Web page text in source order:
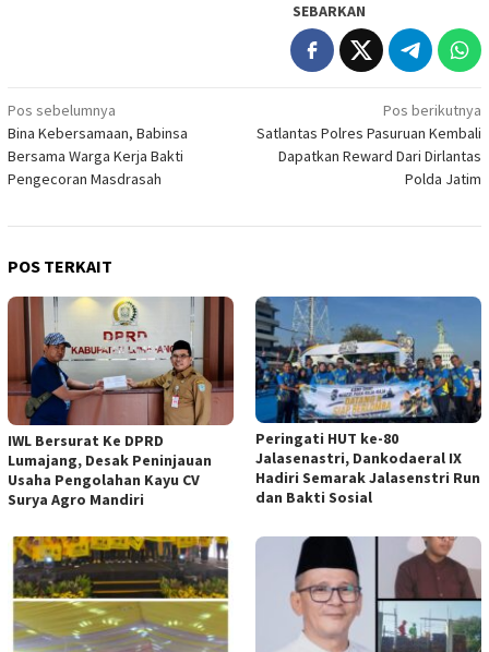
SEBARKAN
Navigasi
pos
Pos sebelumnya
Bina Kebersamaan, Babinsa
Bersama Warga Kerja Bakti
Pengecoran Masdrasah
Pos berikutnya
Satlantas Polres Pasuruan Kembali
Dapatkan Reward Dari Dirlantas
Polda Jatim
POS TERKAIT
IWL Bersurat Ke DPRD
Lumajang, Desak Peninjauan
Usaha Pengolahan Kayu CV
Surya Agro Mandiri
Peringati HUT ke-80
Jalasenastri, Dankodaeral IX
Hadiri Semarak Jalasenstri Run
dan Bakti Sosial